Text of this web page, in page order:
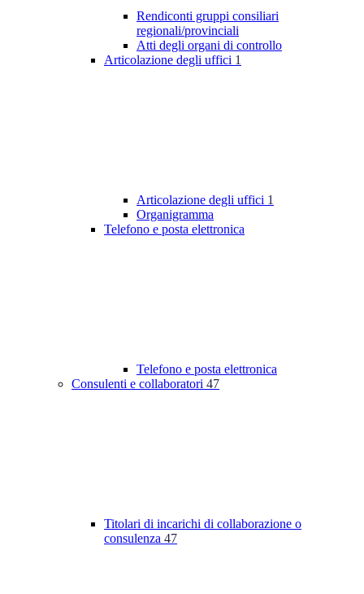
Rendiconti gruppi consiliari
regionali/provinciali
Atti degli organi di controllo
Articolazione degli uffici 1
Articolazione degli uffici 1
Organigramma
Telefono e posta elettronica
Telefono e posta elettronica
Consulenti e collaboratori 47
Titolari di incarichi di collaborazione o
consulenza 47